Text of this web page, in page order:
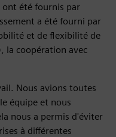
été fournis par
a été fourni par
et de flexibilité de
la coopération avec
Nous avions toutes
équipe et nous
nous a permis d'éviter
à différentes